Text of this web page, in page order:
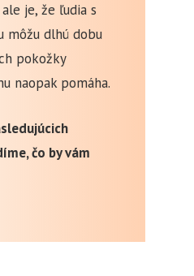
je, že ľudia s
môžu dlhú dobu
pokožky
naopak pomáha.
čo by vám